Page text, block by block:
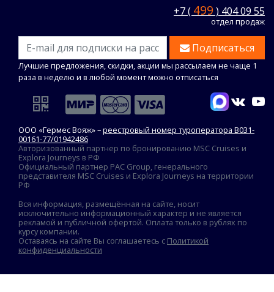
+7 ( 499 ) 404 09 55
отдел продаж
Подписаться
Лучшие предложения, скидки, акции мы рассылаем не чаще 1
раза в неделю и в любой момент можно отписаться
ООО «Гермес Вояж» –реестровый номер туроператора В031-
00161-77/01942486
Авторизованный партнер по бронированию MSC Cruises и
Explora Journeys в РФ
Официальный партнер PAC Group, генерального
представителя MSC Cruises и Explora Journeys на территории
РФ
Вся информация, размещённая на сайте, носит
исключительно информационный характер и не является
рекламой и публичной офертой. Оплата только в рублях по
курсу компании.
Оставаясь на сайте Вы соглашаетесь с Политикой
конфиденциальности